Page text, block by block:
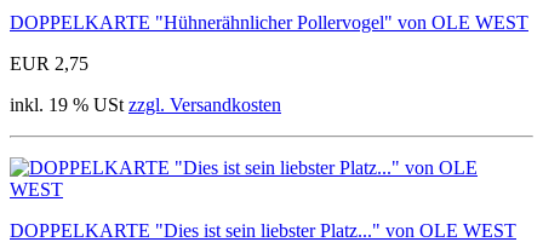
DOPPELKARTE "Hühnerähnlicher Pollervogel" von OLE WEST
EUR 2,75
inkl. 19 % USt zzgl. Versandkosten
DOPPELKARTE "Dies ist sein liebster Platz..." von OLE WEST